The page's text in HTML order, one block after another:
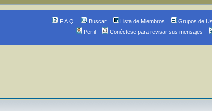
F.A.Q. Buscar Lista de Miembros Grupos de
Perfil
Conéctese para revisar sus mensajes